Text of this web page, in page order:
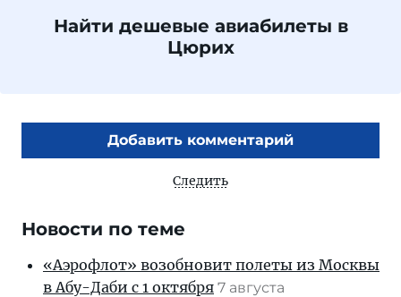
Найти дешевые авиабилеты в
Цюрих
Добавить комментарий
Следить
Новости по теме
«Аэрофлот» возобновит полеты из Москвы
в Абу-Даби с 1 октября 7 августа